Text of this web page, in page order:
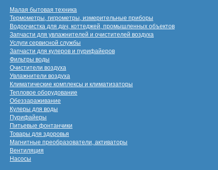
Малая бытовая техника
Термометры, гигрометры, измерительные приборы
Водоочистка для дач, коттеджей, промышленных объектов
Запчасти для увлажнителей и очистителей воздуха
Услуги сервисной службы
Запчасти для кулеров и пурифайеров
Фильтры воды
Очистители воздуха
Увлажнители воздуха
Климатические комплексы и климатизаторы
Тепловое оборудование
Обеззараживание
Кулеры для воды
Пурифайеры
Питьевые фонтанчики
Товары для здоровья
Магнитные преобразователи, активаторы
Вентиляция
Насосы